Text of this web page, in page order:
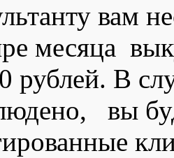
вам
месяца
рублей. В
вы